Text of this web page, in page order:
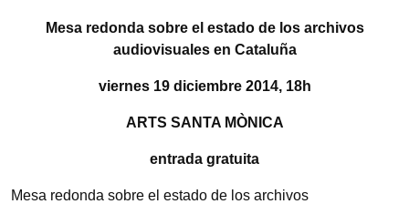
Mesa redonda sobre el estado de los archivos
audiovisuales en Cataluña
viernes 19 diciembre 2014, 18h
ARTS SANTA MÒNICA
entrada gratuita
Mesa redonda sobre el estado de los archivos